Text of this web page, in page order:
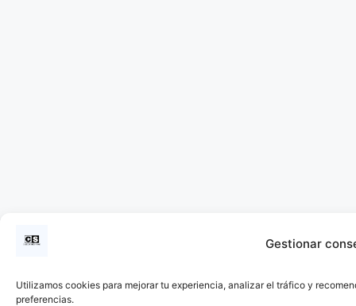
Gestionar
Utilizamos cookies para mejorar tu experiencia, analizar el tráfico y
preferencias.